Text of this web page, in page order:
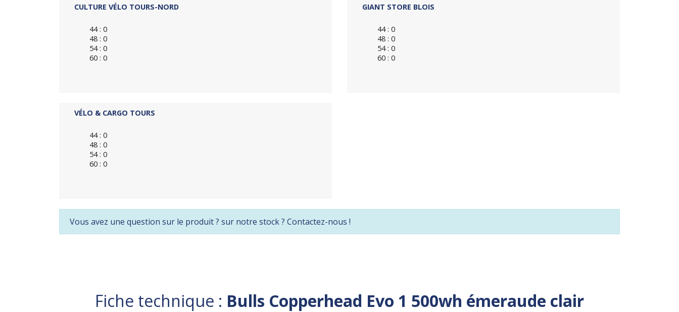
CULTURE VÉLO TOURS-NORD
44 : 0
48 : 0
54 : 0
60 : 0
GIANT STORE BLOIS
44 : 0
48 : 0
54 : 0
60 : 0
VÉLO & CARGO TOURS
44 : 0
48 : 0
54 : 0
60 : 0
Vous avez une question sur le produit ? sur notre stock ? Contactez-nous !
Fiche technique : Bulls Copperhead Evo 1 500wh émeraude clair